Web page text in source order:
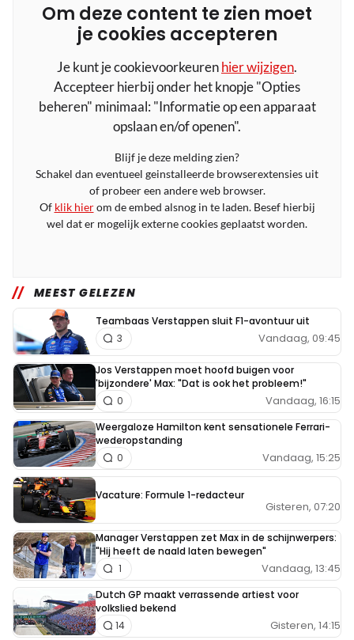
Om deze content te zien moet
je cookies accepteren
Je kunt je cookievoorkeurenhier wijzigen.
Accepteer hierbij onder het knopje "Opties
beheren" minimaal: "Informatie op een apparaat
opslaan en/of openen".
Blijf je deze melding zien?
Schakel dan eventueel geinstalleerde browserextensies uit
of probeer een andere web browser.
Of klik hierom de embed alsnog in te laden. Besef hierbij
wel dat er mogelijk externe cookies geplaatst worden.
MEEST GELEZEN
Teambaas Verstappen sluit F1-avontuur uit
Vandaag, 09:45
3
Jos Verstappen moet hoofd buigen voor
'bijzondere' Max: "Dat is ook het probleem!"
Vandaag, 16:15
0
Weergaloze Hamilton kent sensationele Ferrari-
wederopstanding
Vandaag, 15:25
0
Vacature: Formule 1-redacteur
Gisteren, 07:20
Manager Verstappen zet Max in de schijnwerpers:
"Hij heeft de naald laten bewegen"
Vandaag, 13:45
1
Dutch GP maakt verrassende artiest voor
volkslied bekend
Gisteren, 14:15
14